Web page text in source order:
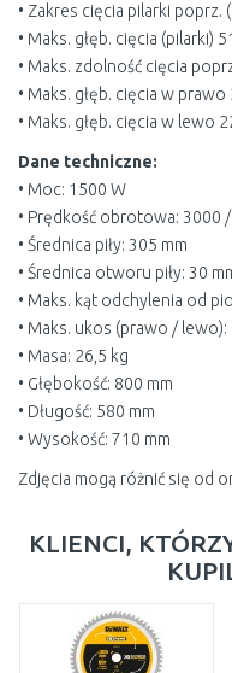
• Zakres cięcia pilarki poprz.
• Maks. głęb. cięcia (pilarki)
• Maks. zdolność cięcia
• Maks. głęb. cięcia w prawo
• Maks. głęb. cięcia w lewo
Dane techniczne:
• Moc: 1500 W
• Prędkość obrotowa: 3000
• Średnica piły: 305 mm
• Średnica otworu piły: 30
• Maks. kąt odchylenia od
• Maks. ukos (prawo / lewo):
• Masa: 26,5 kg
• Głębokość: 800 mm
• Długość: 580 mm
• Wysokość: 710 mm
Zdjęcia mogą różnić się od
KLIENCI,